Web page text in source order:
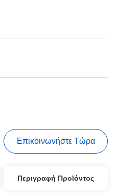
Επικοινωνήστε Τώρα
Περιγραφή Προϊόντος